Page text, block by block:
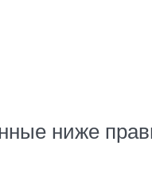
ниже